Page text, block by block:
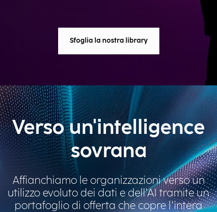
Sfoglia la nostra library
Verso un'intelligence
sovrana
Affianchiamo le organizzazioni verso un
utilizzo evoluto dei dati e dell'AI tramite un
portafoglio di offerta che copre l’intera